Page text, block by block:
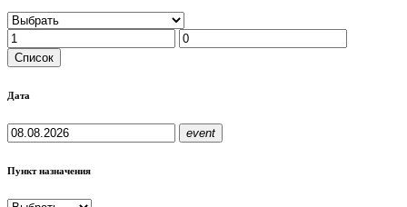
Cписок
Дата
event
Пункт назначения